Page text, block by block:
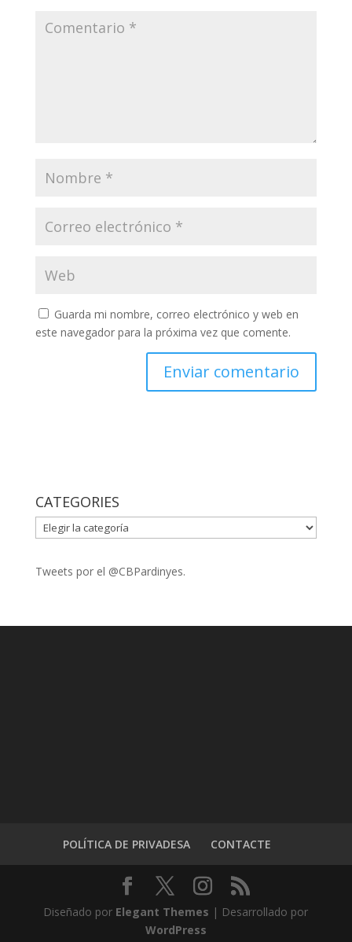
Guarda mi nombre, correo electrónico y web en
este navegador para la próxima vez que comente.
CATEGORIES
CATEGORIES
Tweets por el @CBPardinyes.
POLÍTICA DE PRIVADESA CONTACTE
Diseñado por Elegant Themes | Desarrollado por
WordPress